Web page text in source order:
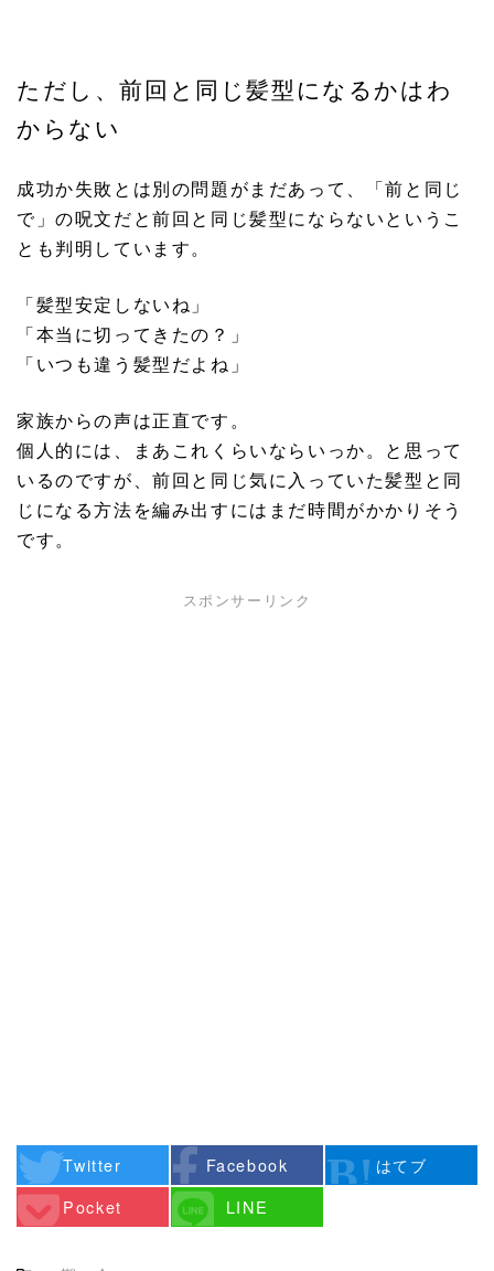
ただし、前回と同じ髪型になるかはわ
からない
成功か失敗とは別の問題がまだあって、「前と同じ
で」の呪文だと前回と同じ髪型にならないというこ
とも判明しています。
「髪型安定しないね」
「本当に切ってきたの？」
「いつも違う髪型だよね」
家族からの声は正直です。
個人的には、まあこれくらいならいっか。と思って
いるのですが、前回と同じ気に入っていた髪型と同
じになる方法を編み出すにはまだ時間がかかりそう
です。
スポンサーリンク
Twitter Facebook
はてブ
Pocket
LINE